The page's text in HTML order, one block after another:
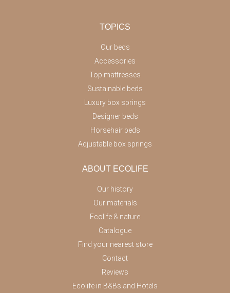
TOPICS
Our beds
Accessories
Top mattresses
Sustainable beds
Luxury box springs
Designer beds
Horsehair beds
Adjustable box springs
ABOUT ECOLIFE
Our history
Our materials
Ecolife & nature
Catalogue
Find your nearest store
Contact
Reviews
Ecolife in B&Bs and Hotels